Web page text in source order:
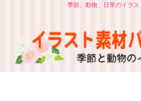
季節、動物、日常のイラス